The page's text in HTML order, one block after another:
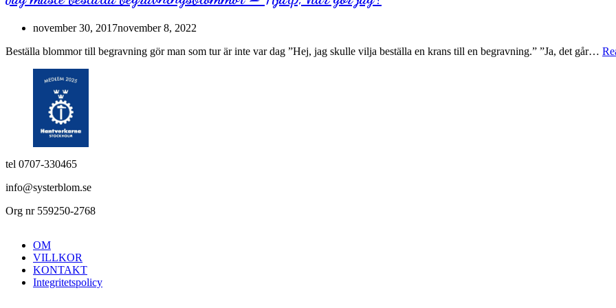
november 30, 2017november 8, 2022
Beställa blommor till begravning gör man som tur är inte var dag ”Hej, jag skulle vilja beställa en krans till en begravning.” ”Ja, det går…
tel 0707-330465
info@systerblom.se
Org nr 559250-2768
OM
VILLKOR
KONTAKT
Integritetspolicy